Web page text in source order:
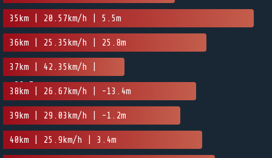
35km | 20.57km/h | 5.5m
36km | 25.35km/h | 25.8m
37km | 42.35km/h |
-20.7m
38km | 26.67km/h | -13.4m
39km | 29.03km/h | -1.2m
40km | 25.9km/h | 3.4m